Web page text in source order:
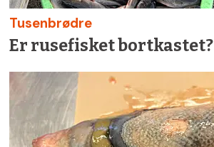
Tusenbrødre
Er rusefisket bortkastet?